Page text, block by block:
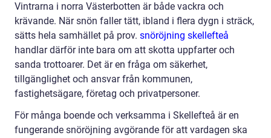
Vintrarna i norra Västerbotten är både vackra och
krävande. När snön faller tätt, ibland i flera dygn i sträck,
sätts hela samhället på prov. snöröjning skellefteå
handlar därför inte bara om att skotta uppfarter och
sanda trottoarer. Det är en fråga om säkerhet,
tillgänglighet och ansvar från kommunen,
fastighetsägare, företag och privatpersoner.
För många boende och verksamma i Skellefteå är en
fungerande snöröjning avgörande för att vardagen ska